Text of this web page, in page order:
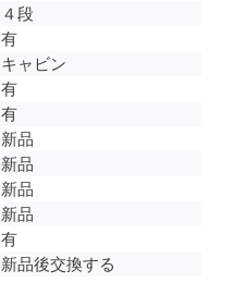
４段
有
キャビン
有
有
新品
新品
新品
新品
有
新品後交換する